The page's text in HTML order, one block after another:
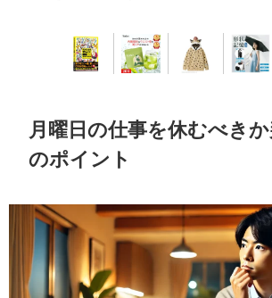
月曜日の仕事を休むべき
のポイント